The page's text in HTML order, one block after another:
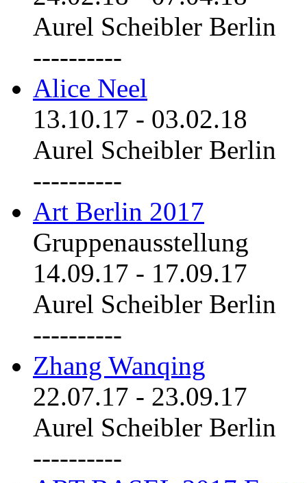
Aurel Scheibler Berlin
----------
Alice Neel
13.10.17 - 03.02.18
Aurel Scheibler Berlin
----------
Art Berlin 2017
Gruppenausstellung
14.09.17 - 17.09.17
Aurel Scheibler Berlin
----------
Zhang Wanqing
22.07.17 - 23.09.17
Aurel Scheibler Berlin
----------